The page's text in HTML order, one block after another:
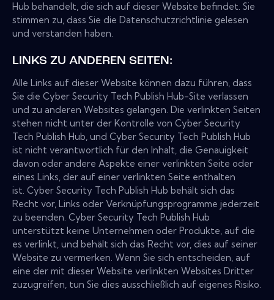
Hub behandelt, die sich auf dieser Website befindet. Sie
stimmen zu, dass Sie die Datenschutzrichtlinie gelesen
und verstanden haben.
LINKS ZU ANDEREN SEITEN:
Alle Links auf dieser Website können dazu führen, dass
Sie die Cyber Security Tech Publish Hub-Site verlassen
und zu anderen Websites gelangen. Die verlinkten Seiten
stehen nicht unter der Kontrolle von Cyber Security
Tech Publish Hub, und Cyber Security Tech Publish Hub
ist nicht verantwortlich für den Inhalt, die Genauigkeit
davon oder andere Aspekte einer verlinkten Seite oder
eines Links, der auf einer verlinkten Seite enthalten
ist. Cyber Security Tech Publish Hub behält sich das
Recht vor, Links oder Verknüpfungsprogramme jederzeit
zu beenden. Cyber Security Tech Publish Hub
unterstützt keine Unternehmen oder Produkte, auf die
es verlinkt, und behält sich das Recht vor, dies auf seiner
Website zu vermerken. Wenn Sie sich entscheiden, auf
eine der mit dieser Website verlinkten Websites Dritter
zuzugreifen, tun Sie dies ausschließlich auf eigenes Risiko.